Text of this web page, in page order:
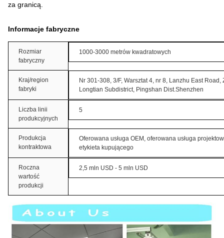
za granicą.
Informacje fabryczne
Rozmiar
fabryczny
1000-3000 metrów kwadratowych
Kraj/region
fabryki
Nr 301-308, 3/F, Warsztat 4, nr 8, Lanzhu East Road,
Longtian Subdistrict, Pingshan Dist.Shenzhen
Liczba linii
produkcyjnych
5
Produkcja
kontraktowa
Oferowana usługa OEM, oferowana usługa
etykieta kupującego
Roczna
wartość
produkcji
2,5 mln USD - 5 mln USD